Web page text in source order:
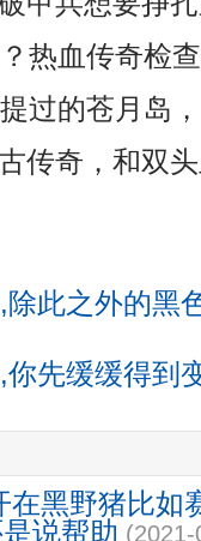
热血传奇检
过的苍月岛
传奇，和双
此之外的黑
先缓缓得到
在黑野猪比如
说帮助